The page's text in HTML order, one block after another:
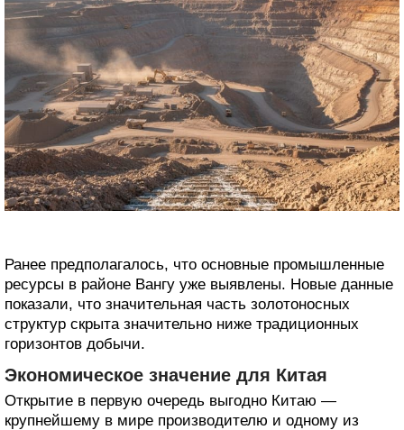
Ранее предполагалось, что основные промышленные
ресурсы в районе Вангу уже выявлены. Новые данные
показали, что значительная часть золотоносных
структур скрыта значительно ниже традиционных
горизонтов добычи.
Экономическое значение для Китая
Открытие в первую очередь выгодно Китаю —
крупнейшему в мире производителю и одному из